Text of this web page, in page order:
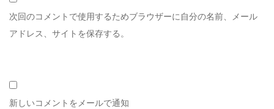
次回のコメントで使用するためブラウザーに自分の名前、メール
アドレス、サイトを保存する。
新しいコメントをメールで通知